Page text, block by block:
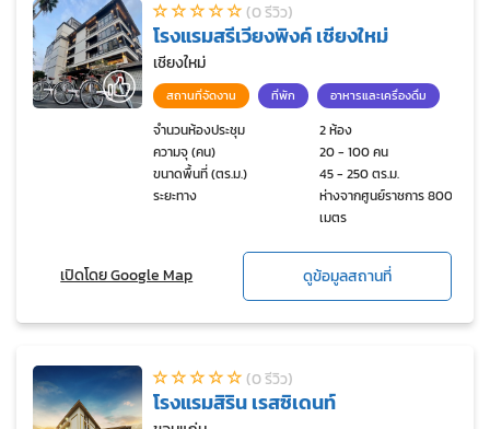
(0 รีวิว)
โรงแรมสรีเวียงพิงค์ เชียงใหม่
เชียงใหม่
สถานที่จัดงาน ที่พัก อาหารและเครื่องดื่ม
จำนวนห้องประชุม
2 ห้อง
ความจุ (คน)
20 - 100 คน
ขนาดพื้นที่ (ตร.ม.)
45 - 250 ตร.ม.
ระยะทาง
ห่างจากศูนย์ราชการ 800
เมตร
เปิดโดย Google Map ดูข้อมูลสถานที่
(0 รีวิว)
โรงแรมสิริน เรสซิเดนท์